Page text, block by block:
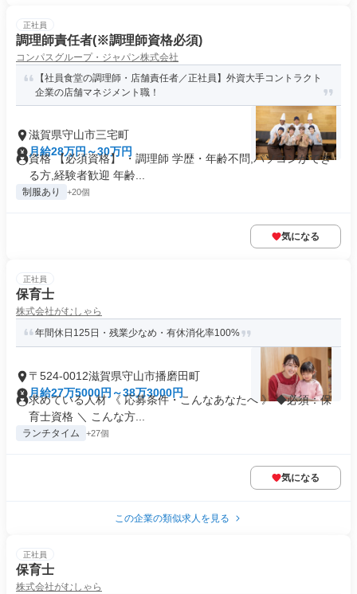
正社員
調理師責任者(※調理師資格必須)
コンパスグループ・ジャパン株式会社
【社員食堂の調理師・店舗責任者／正社員】外資大手コントラクト
企業の店舗マネジメント職！
滋賀県守山市三宅町
月給28万円～30万円
資格 【必須資格】 ・調理師 学歴・年齢不問,パソコンができ
る方,経験者歓迎 年齢...
制服あり +20個
気になる
正社員
保育士
株式会社がむしゃら
年間休日125日・残業少なめ・有休消化率100%
〒524-0012滋賀県守山市播磨田町
月給27万5000円～38万3000円
求めている人材 《 応募条件・こんなあなたへ 》 ◆必須：保
育士資格 ＼ こんな方...
ランチタイム +27個
気になる
この企業の類似求人を見る
正社員
保育士
株式会社がむしゃら